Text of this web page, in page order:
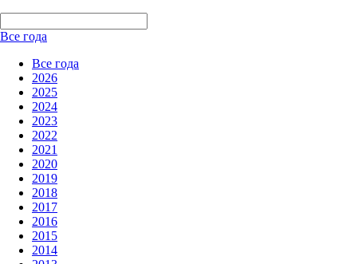
Все года
Все года
2026
2025
2024
2023
2022
2021
2020
2019
2018
2017
2016
2015
2014